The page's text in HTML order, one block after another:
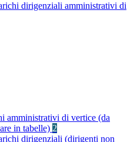
dirigenziali amministrativi di
amministrativi di vertice (da
in tabelle) 2
dirigenziali (dirigenti non